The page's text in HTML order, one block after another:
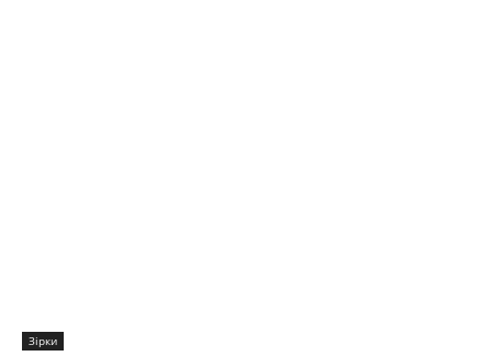
Зірки